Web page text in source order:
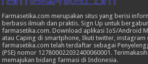
Farmasetika.com merupakan situs yang berisi
berbasis ilmiah dan praktis. Sign Up untuk
farmasetika.com. Download aplikasi IoS/Android
atau Caping di smartphone, Ikuti twitter, instagram
farmasetika.com telah terdaftar sebagai
(PSE) nomor 127800022032400060001.
memajukan bidang farmasi di Indonesia.